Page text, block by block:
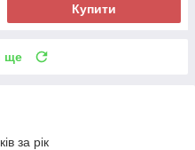
Купити
ще
за рік